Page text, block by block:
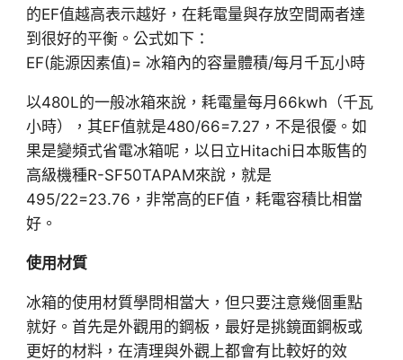
的EF值越高表示越好，在耗電量與存放空間兩者達
到很好的平衡。公式如下：
EF(能源因素值)= 冰箱內的容量體積/每月千瓦小時
以480L的一般冰箱來說，耗電量每月66kwh（千瓦
小時），其EF值就是480/66=7.27，不是很優。如
果是變頻式省電冰箱呢，以日立Hitachi日本販售的
高級機種R-SF50TAPAM來說，就是
495/22=23.76，非常高的EF值，耗電容積比相當
好。
使用材質
冰箱的使用材質學問相當大，但只要注意幾個重點
就好。首先是外觀用的鋼板，最好是挑鏡面鋼板或
更好的材料，在清理與外觀上都會有比較好的效